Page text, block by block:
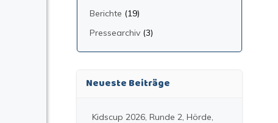
Berichte (19)
Pressearchiv(3)
Neueste Beiträge
Kidscup 2026, Runde 2, Hörde,